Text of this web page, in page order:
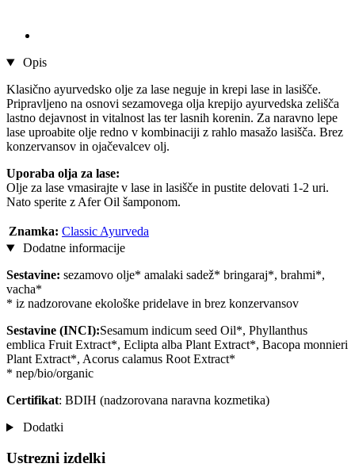
Opis
Klasično ayurvedsko olje za lase neguje in krepi lase in lasišče.
Pripravljeno na osnovi sezamovega olja krepijo ayurvedska zelišča
lastno dejavnost in vitalnost las ter lasnih korenin. Za naravno lepe
lase uproabite olje redno v kombinaciji z rahlo masažo lasišča. Brez
konzervansov in ojačevalcev olj.
Uporaba olja za lase:
Olje za lase vmasirajte v lase in lasišče in pustite delovati 1-2 uri.
Nato sperite z Afer Oil šamponom.
Znamka: Classic Ayurveda
Dodatne informacije
Sestavine: sezamovo olje* amalaki sadež* bringaraj*, brahmi*,
vacha*
* iz nadzorovane ekološke pridelave in brez konzervansov
Sestavine (INCI):Sesamum indicum seed Oil*, Phyllanthus
emblica Fruit Extract*, Eclipta alba Plant Extract*, Bacopa monnieri
Plant Extract*, Acorus calamus Root Extract*
* nep/bio/organic
Certifikat: BDIH (nadzorovana naravna kozmetika)
Dodatki
Ustrezni izdelki